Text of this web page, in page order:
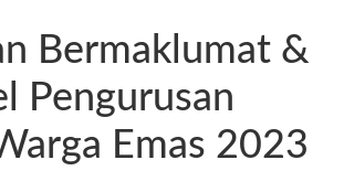
Bermaklumat &
Pengurusan
Emas 2023